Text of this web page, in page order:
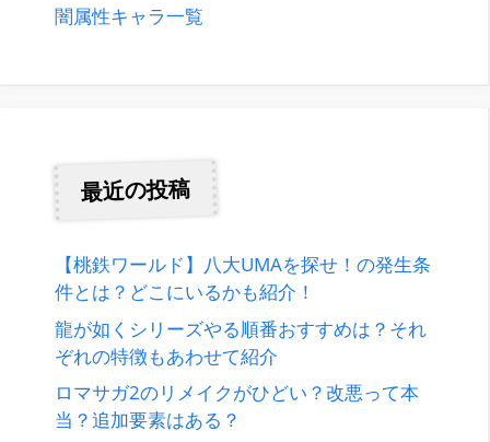
闇属性キャラ一覧
最近の投稿
【桃鉄ワールド】八大UMAを探せ！の発生条
件とは？どこにいるかも紹介！
龍が如くシリーズやる順番おすすめは？それ
ぞれの特徴もあわせて紹介
ロマサガ2のリメイクがひどい？改悪って本
当？追加要素はある？